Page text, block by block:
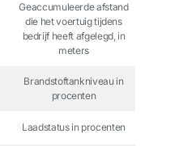
Geaccumuleerde afstand
die het voertuig tijdens
bedrijf heeft afgelegd, in
meters
Brandstoftankniveau in
procenten
Laadstatus in procenten